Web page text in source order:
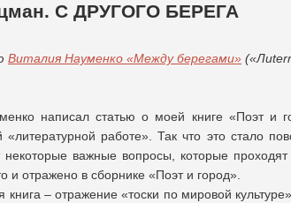
С ДРУГОГО БЕРЕГА
Виталия Науменко «Между берегами» («Ли
написал статью о моей книге «Поэт и
работе». Так что это стало
некоторые важные вопросы, которые
и отражено в сборнике «Поэт и город».
книга – отражение «тоски по мировой